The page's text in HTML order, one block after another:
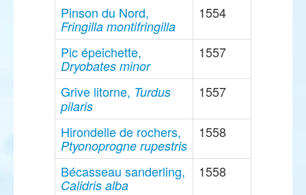
Pinson du Nord,
Fringilla montifringilla
1554
Pic épeichette,
Dryobates minor
1557
Grive litorne, Turdus
pilaris
1557
Hirondelle de rochers,
Ptyonoprogne rupestris
1558
Bécasseau sanderling,
Calidris alba
1558